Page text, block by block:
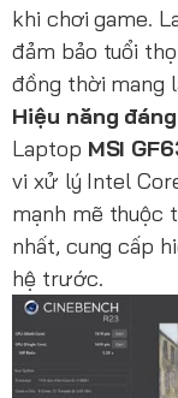
khi chơi game.
đảm bảo tuổi
đồng thời mang
Hiệu năng
Laptop MSI
vi xử lý Intel
mạnh mẽ thuộc
nhất, cung cấp
hệ trước.